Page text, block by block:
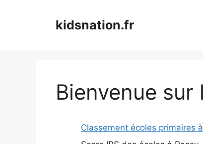
kidsnation.fr
Bienvenue
Classement écoles primaires